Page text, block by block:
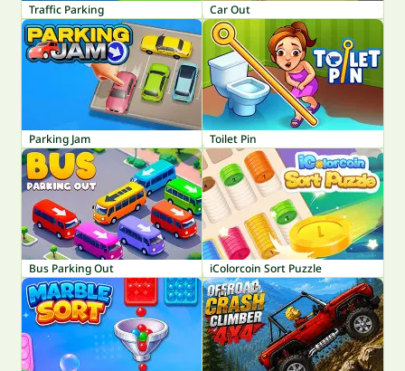
Traffic Parking Car Out
Parking Jam Toilet Pin
Bus Parking Out iColorcoin Sort Puzzle